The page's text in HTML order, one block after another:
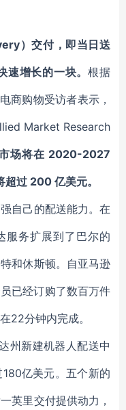
）交付，即当日送
速增长的一块。根据
商购物受访者表示，
Market Research
场将在 2020-2027
过 200 亿美元。
自己的配送能力。在
服务扩展到了巴尔的
和休斯顿。自亚马逊
已经订购了数百万件
22分钟内完成。
州新建机器人配送中
亿美元。五个新的
英里交付提供动力，